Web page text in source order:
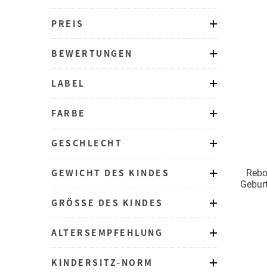
PREIS
BEWERTUNGEN
LABEL
FARBE
GESCHLECHT
GEWICHT DES KINDES
GRÖSSE DES KINDES
ALTERSEMPFEHLUNG
KINDERSITZ-NORM